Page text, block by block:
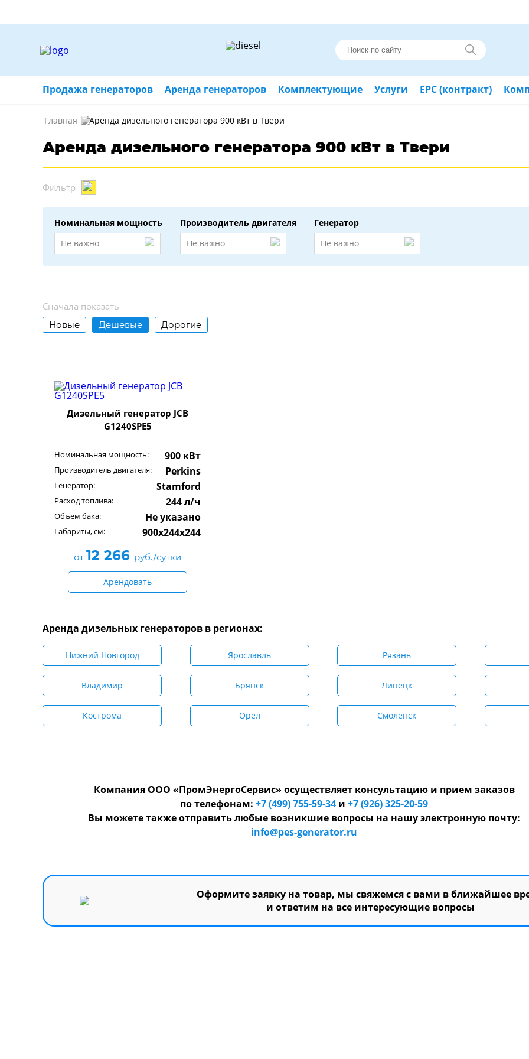
Продажа генераторов Аренда генераторов Комплектующие Услуги ЕРС (контракт)
Главная Аренда дизельного генератора 900 кВт в Твери
Аренда дизельного генератора 900 кВт в Твери
Фильтр
Номинальная мощность
Не важно
Производитель двигателя
Не важно
Генератор
Не важно
Сначала показать
Новые Дешевые Дорогие
Дизельный генератор JCB
G1240SPE5
Номинальная мощность: 900 кВт
Производитель двигателя: Perkins
Генератор: Stamford
Расход топлива: 244 л/ч
Объем бака: Не указано
Габариты, см: 900x244x244
от 12 266 руб./сутки
Арендовать
Аренда дизельных генераторов в регионах:
Нижний Новгород Ярославль Рязань
Владимир Брянск Липецк
Кострома Орел Смоленск
Компания ООО «ПромЭнергоСервис» осуществляет консультацию и прием заказов
по телефонам: +7 (499) 755-59-34 и +7 (926) 325-20-59
Вы можете также отправить любые возникшие вопросы на нашу электронную почту:
info@pes-generator.ru
Оформите заявку на товар, мы свяжемся с вами в ближайшее
и ответим на все интересующие вопросы